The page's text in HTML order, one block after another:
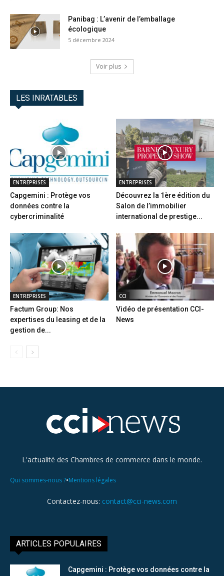
Panibag : L’avenir de l’emballage
écologique
5 décembre 2024
Voir plus
LES INRATABLES
ENTREPRISES
Capgemini : Protège vos
données contre la
cybercriminalité
ENTREPRISES
Découvrez la 1ère édition du
Salon de l’immobilier
international de prestige...
ENTREPRISES
Factum Group: Nos
expertises du leasing et de la
gestion de...
CCI
Vidéo de présentation CCI-
News
L'actualité des Chambres de commerce dans le monde.
Qui sommes-nous ?•Mentions légales
Contactez-nous: contact@cci-news.com
ARTICLES POPULAIRES
Capgemini : Protège vos données contre la